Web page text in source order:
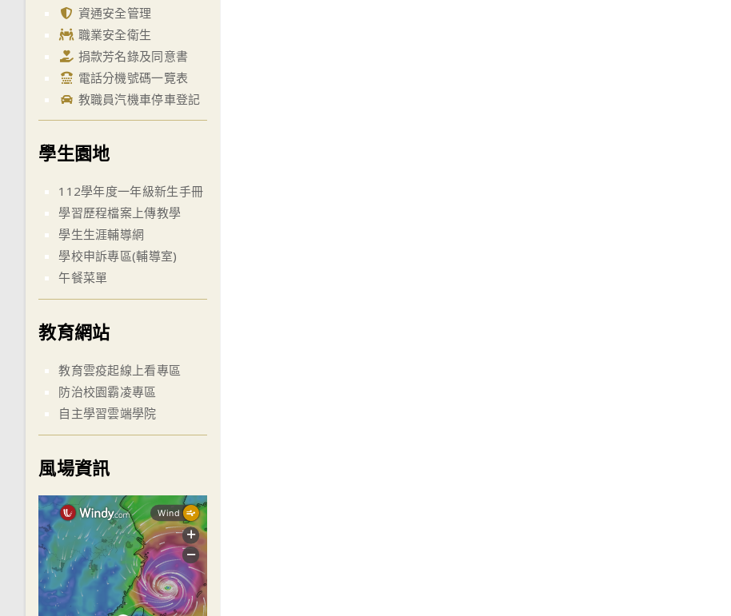
資通安全管理
職業安全衛生
捐款芳名錄及同意書
電話分機號碼一覽表
教職員汽機車停車登記
學生園地
112學年度一年級新生手冊
學習歷程檔案上傳教學
學生生涯輔導網
學校申訴專區(輔導室)
午餐菜單
教育網站
教育雲疫起線上看專區
防治校園霸凌專區
自主學習雲端學院
風場資訊